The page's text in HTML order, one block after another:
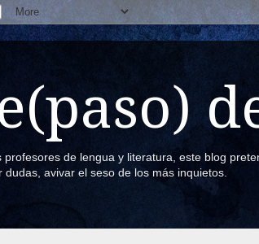
profesores de lengua y literatura, este blog
dudas, avivar el seso de los más inquietos.